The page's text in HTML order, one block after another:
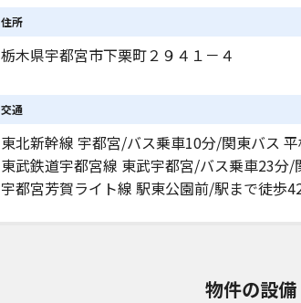
住所
栃木県宇都宮市下栗町２９４１－４
交通
東北新幹線 宇都宮/バス乗車10分/関東バス
東武鉄道宇都宮線 東武宇都宮/バス乗車23分
宇都宮芳賀ライト線 駅東公園前/駅まで徒歩
物件の設